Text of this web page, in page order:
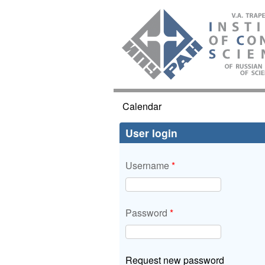
ИПУ
РАН
You are here
Calendar
User login
Username*
Password *
Request new password